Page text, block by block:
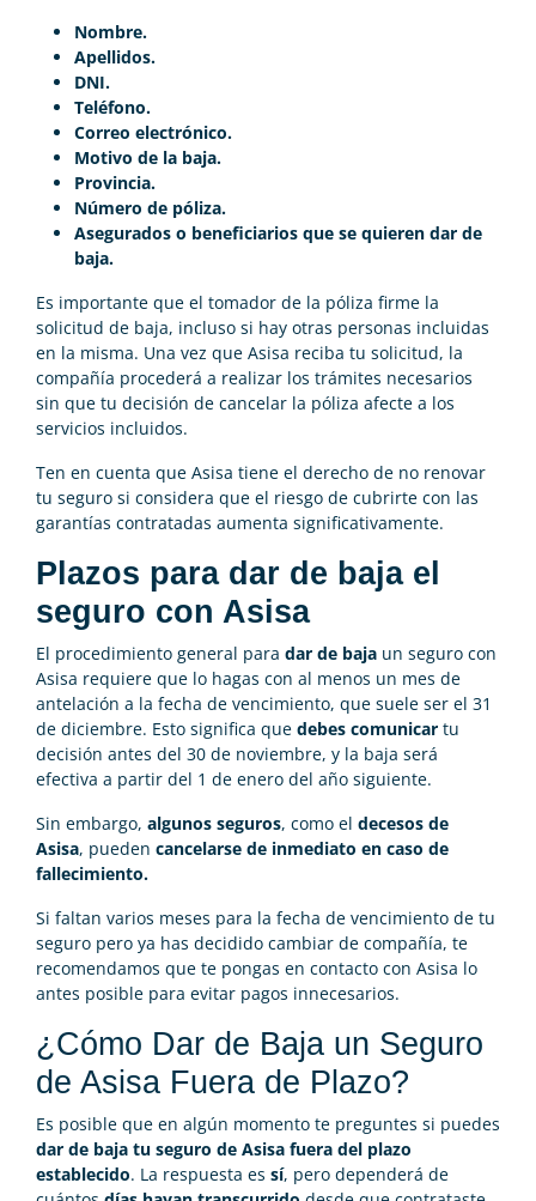
Nombre.
Apellidos.
DNI.
Teléfono.
Correo electrónico.
Motivo de la baja.
Provincia.
Número de póliza.
Asegurados o beneficiarios que se quieren dar de
baja.
Es importante que el tomador de la póliza firme la
solicitud de baja, incluso si hay otras personas incluidas
en la misma. Una vez que Asisa reciba tu solicitud, la
compañía procederá a realizar los trámites necesarios
sin que tu decisión de cancelar la póliza afecte a los
servicios incluidos.
Ten en cuenta que Asisa tiene el derecho de no renovar
tu seguro si considera que el riesgo de cubrirte con las
garantías contratadas aumenta significativamente.
Plazos para dar de baja el
seguro con Asisa
El procedimiento general para dar de baja un seguro con
Asisa requiere que lo hagas con al menos un mes de
antelación a la fecha de vencimiento, que suele ser el 31
de diciembre. Esto significa que debes comunicar tu
decisión antes del 30 de noviembre, y la baja será
efectiva a partir del 1 de enero del año siguiente.
Sin embargo, algunos seguros, como el decesos de
Asisa, pueden cancelarse de inmediato en caso de
fallecimiento.
Si faltan varios meses para la fecha de vencimiento de tu
seguro pero ya has decidido cambiar de compañía, te
recomendamos que te pongas en contacto con Asisa lo
antes posible para evitar pagos innecesarios.
¿Cómo Dar de Baja un Seguro
de Asisa Fuera de Plazo?
Es posible que en algún momento te preguntes si puedes
dar de baja tu seguro de Asisa fuera del plazo
establecido. La respuesta es sí, pero dependerá de